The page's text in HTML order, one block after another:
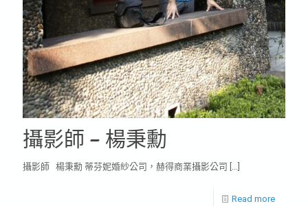
攝影師 – 楊秉勳
攝影師 楊秉勳 蒂芬妮婚紗公司，赫得商業攝影公司
Read more